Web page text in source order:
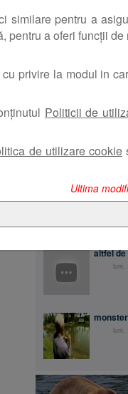
similare pentru a
pentru a oferi funcții
privire la modul in
Politicii de
de utilizare cookie
Ultima
DE LA ACELAŞI
vineri,
joi, 14
altfel
luni,
luni,